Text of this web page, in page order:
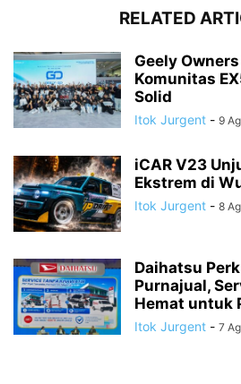
RELATED
Geely
Komunitas
Solid
Itok Jurgent - 9
iCAR V23
Ekstrem di
Itok Jurgent - 8
Daihatsu
Purnajual,
Hemat untuk
Itok Jurgent - 7